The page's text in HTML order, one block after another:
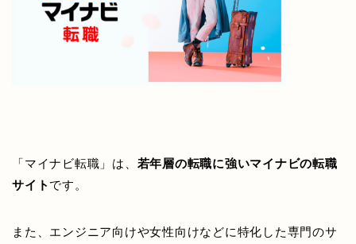
「マイナビ転職」は、 若年層の転職に強いマイナビの転職
サイト です。
また、エンジニア向けや女性向けなどに特化した専門のサ